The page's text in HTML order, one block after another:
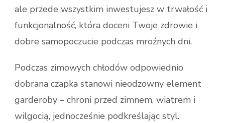
ale przede wszystkim inwestujesz w trwałość i
funkcjonalność, która doceni Twoje zdrowie i
dobre samopoczucie podczas mroźnych dni.
Podczas zimowych chłodów odpowiednio
dobrana czapka stanowi nieodzowny element
garderoby – chroni przed zimnem, wiatrem i
wilgocią, jednocześnie podkreślając styl.